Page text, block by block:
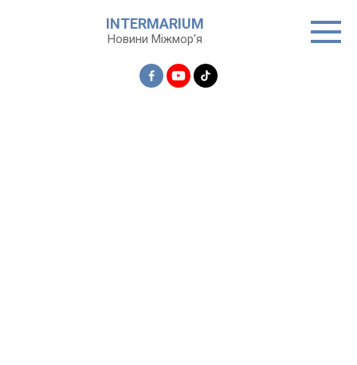
INTERMARIUM
Новини Міжмор'я